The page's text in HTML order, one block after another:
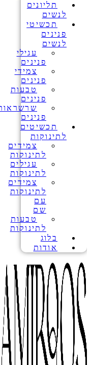
תליונים
לנשים
תכשיטי
פנינים
לנשים
עגילי
פנינים
צמידי
פנינים
טבעות
פנינים
פנינים
תכשיטים
לתינוקות
צמידים
לתינוקות
עגילים
לתינוקות
צמידים
לתינוקות
עם
שם
טבעות
לתינוקות
בלוג
אודות